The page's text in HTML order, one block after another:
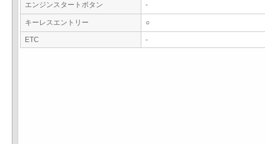
エンジンスタートボタン -
キーレスエントリー ○
ETC -